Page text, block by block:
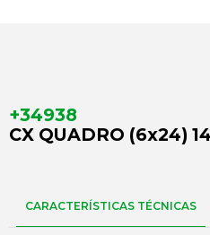
+34938
CX QUADRO (6x24)
CARACTERÍSTICAS TÉCNICAS